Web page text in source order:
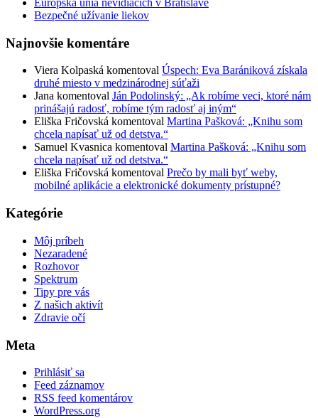
Európska únia nevidiacich v Bratislave
Bezpečné užívanie liekov
Najnovšie komentáre
Viera Kolpaská komentoval Úspech: Eva Barániková získala
druhé miesto v medzinárodnej súťaži
Jana komentoval Ján Podolinský: „Ak robíme veci, ktoré nám
prinášajú radosť, robíme tým radosť aj iným“
Eliška Fričovská komentoval Martina Pašková: „Knihu som
chcela napísať už od detstva.“
Samuel Kvasnica komentoval Martina Pašková: „Knihu som
chcela napísať už od detstva.“
Eliška Fričovská komentoval Prečo by mali byť weby,
mobilné aplikácie a elektronické dokumenty prístupné?
Kategórie
Môj príbeh
Nezaradené
Rozhovor
Spektrum
Tipy pre vás
Z našich aktivít
Zdravie očí
Meta
Prihlásiť sa
Feed záznamov
RSS feed komentárov
WordPress.org